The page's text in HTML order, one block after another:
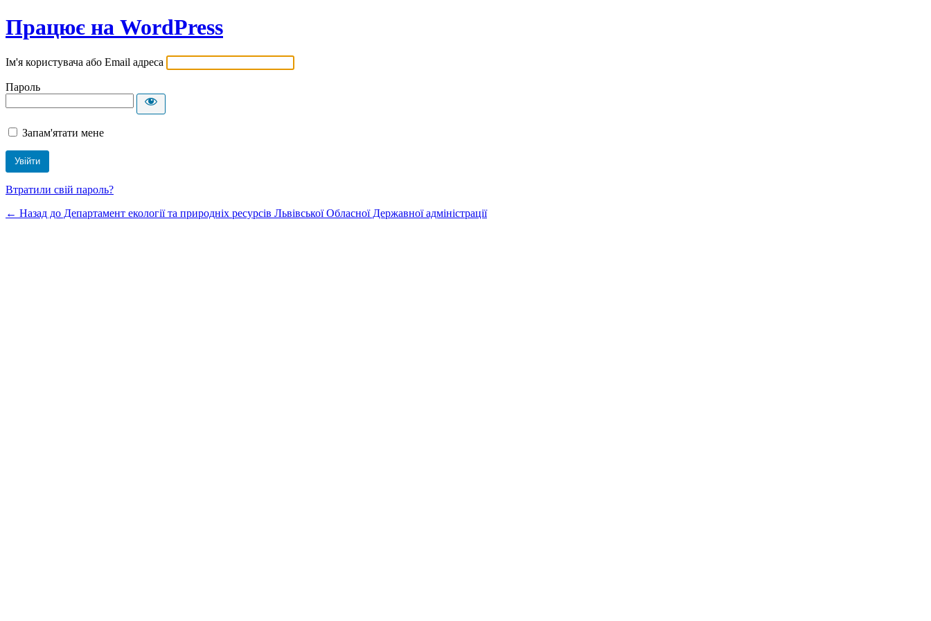
Працює на WordPress
Ім'я користувача або Email адреса
Пароль
Запам'ятати мене
Втратили свій пароль?
← Назад до Департамент екології та природніх ресурсів Львівської Обласної Державної адміністрації